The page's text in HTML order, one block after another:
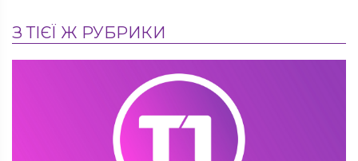
З ТІЄЇ Ж РУБРИКИ